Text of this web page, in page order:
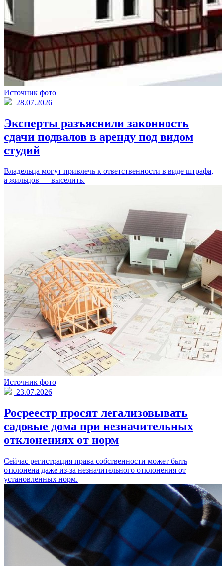
Источник фото
28.07.2026
Эксперты разъяснили законность
сдачи подвалов в аренду под видом
студий
Владельца могут привлечь к ответственности в виде штрафа,
а жильцов — выселить.
Источник фото
23.07.2026
Росреестр просят легализовывать
садовые дома при незначительных
отклонениях от норм
Сейчас регистрация права собственности может быть
отклонена даже из-за незначительного отклонения от
установленных норм.